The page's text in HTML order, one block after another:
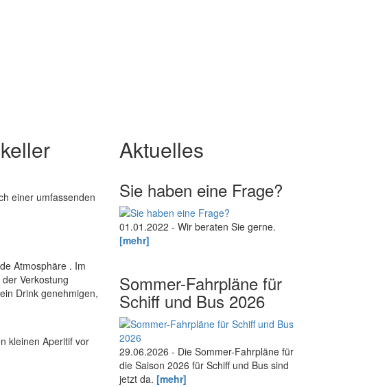
einer umfassenden
Atmosphäre . Im
Verkostung
Drink genehmigen,
kleinen Aperitif vor
Aktuelles
Sie haben eine Frage?
01.01.2022 - Wir beraten Sie gerne.
[mehr]
Sommer-Fahrpläne für
Schiff und Bus 2026
29.06.2026 - Die Sommer-Fahrpläne für
die Saison 2026 für Schiff und Bus sind
jetzt da. [mehr]